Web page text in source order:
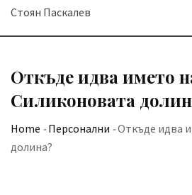
SkipСтоян Паскалев
Откъде идва името
Силиконовата
Home -Персонални -Откъде идва
долина?